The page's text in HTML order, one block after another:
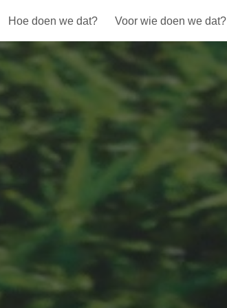
Hoe doen we dat? Voor wie doen we dat?